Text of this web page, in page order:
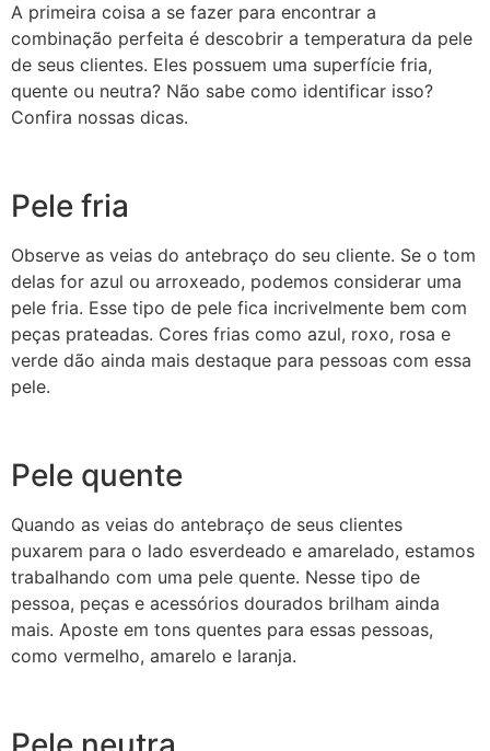
A primeira coisa a se fazer para encontrar a
combinação perfeita é descobrir a temperatura da pele
de seus clientes. Eles possuem uma superfície fria,
quente ou neutra? Não sabe como identificar isso?
Confira nossas dicas.
Pele fria
Observe as veias do antebraço do seu cliente. Se o tom
delas for azul ou arroxeado, podemos considerar uma
pele fria. Esse tipo de pele fica incrivelmente bem com
peças prateadas. Cores frias como azul, roxo, rosa e
verde dão ainda mais destaque para pessoas com essa
pele.
Pele quente
Quando as veias do antebraço de seus clientes
puxarem para o lado esverdeado e amarelado, estamos
trabalhando com uma pele quente. Nesse tipo de
pessoa, peças e acessórios dourados brilham ainda
mais. Aposte em tons quentes para essas pessoas,
como vermelho, amarelo e laranja.